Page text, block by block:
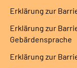
Erklärung zur
Erklärung zur
Gebärdensprache
Erklärung zur